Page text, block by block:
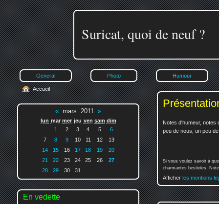
Suricat, quoi de neuf ?
General Photo Humour
Notes d'humeur, notes
peu de nous, un peu
Si vous voulez savoir à
charmantes bestioles.
Afficher les mentions
Accueil
« mars 2011 »
lun mar mer jeu ven sam dim
1
2 3 4 5
6
7
8 9 10 11 12
13
14
15 16 17 18 19
20
21
22 23 24 25 26
27
28
29 30 31
En vedette